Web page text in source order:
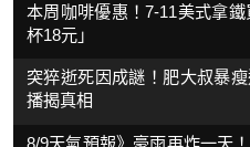
本周咖啡優惠！7-11美式拿
杯18元」
突猝逝死因成謎！肥大叔暴
播揭真相